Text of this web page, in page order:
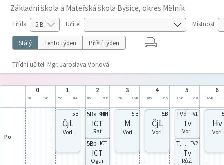
Základní škola a Mateřská škola Byšice, okres Mělník
Třída Učitel Místnost
Stálý Tento týden Příští týden
Třídní učitel: Mgr. Jaroslava Vorlová
0
7:00 7:45
1
7:55 8:40
2
8:50 9:35
3
9:55 10:40
4
10:50 11:35
5
11:45 12:30
6
12:40
po
5.B
ČjL
Vorl
5Ba KNIH
ICT
Rat
5Bb ICT1
ICT
Ogur
5.B
M
Vorl
5.B
ČjL
Vorl
TVd TV1
Tv
Vorl
TVch TV2
Tv
Růž.
Hv
Vorl